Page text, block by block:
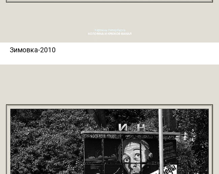
Зимовка-2010